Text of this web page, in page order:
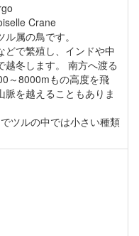
Crane
属の鳥です。
どで繁殖し、インドや中
越冬します。 南方へ渡る
～8000mもの高度を飛
脈を越えることもありま
ツルの中では小さい種類